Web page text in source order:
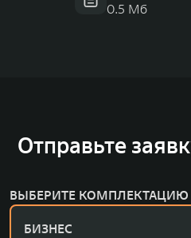
0.5 Мб
Отправьте
ВЫБЕРИТЕ КОМПЛЕКТАЦИЮ
БИЗНЕС